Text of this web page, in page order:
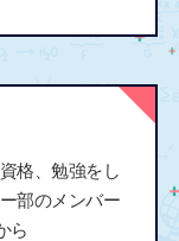
格、勉強をし
部のメンバー
ら